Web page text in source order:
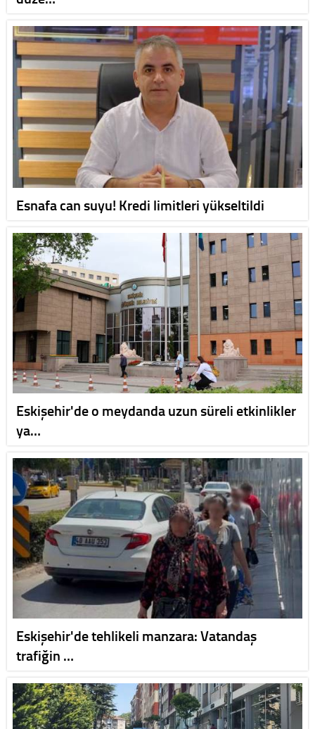
Esnafa can suyu! Kredi limitleri yükseltildi
Eskişehir'de o meydanda uzun süreli etkinlikler
ya…
Eskişehir'de tehlikeli manzara: Vatandaş
trafiğin …